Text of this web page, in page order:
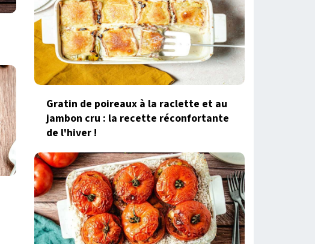
Gratin de poireaux à la raclette et au
jambon cru : la recette réconfortante
de l'hiver !